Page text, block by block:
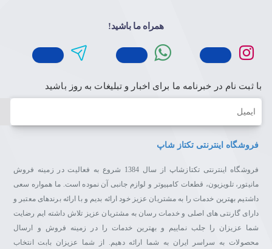
همراه ما باشید!
با ثبت نام در خبرنامه ما برای اخبار و تبلیغات به روز باشید
ایمیل
فروشگاه اینترنتی تکتاز شاپ
فروشگاه اینترنتی تکتازشاپ از سال 1384 شروع به فعالیت در زمینه فروش
مانیتور، تلویزیون، قطعات کامپیوتر و لوازم جانبی آن نموده است. ما همواره سعی
داشتیم بهترین خدمات را به مشتریان عزیز خود ارائه بدیم و با ارائه برندهای معتبر و
دارای گارنتی های اصلی و خدمات رسان به مشتریان عزیز تلاش داشته ایم رضایت
شما عزیزان را جلب نماییم و بهترین خدمات را در زمینه فروش و ارسال
محصولات به سراسر ایران به شما ارائه دهیم. از شما عزیزان بابت انتخاب